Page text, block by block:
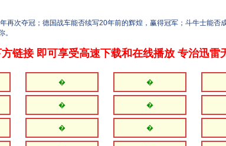
再次夺冠；德国战车能否续写20年前的辉煌，赢得冠军；斗牛士能否
。
链接 即可享受高速下载和在线播放 专治迅雷
� �
� �
� �